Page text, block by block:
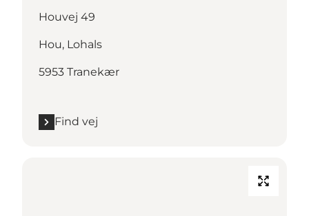
Houvej 49
Hou, Lohals
5953 Tranekær
Find vej